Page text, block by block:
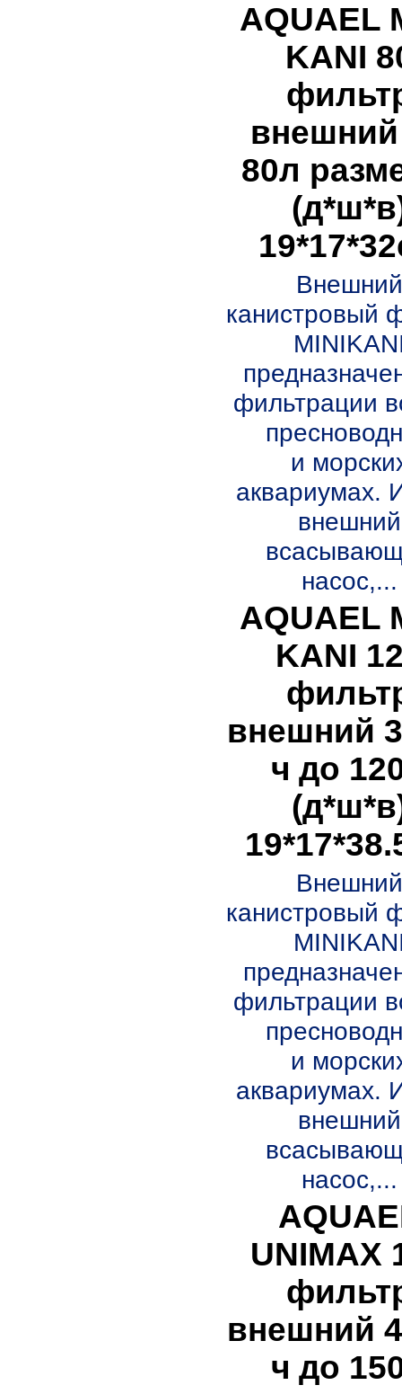
AQUAEL
KANI
80л
Внешний
канистровый
фильтрации
и
аквариумах.
внешний
насос,...
AQUAEL
KANI
внешний
ч до
Внешний
канистровый
фильтрации
и
аквариумах.
внешний
насос,...
UNIMAX
внешний
ч до